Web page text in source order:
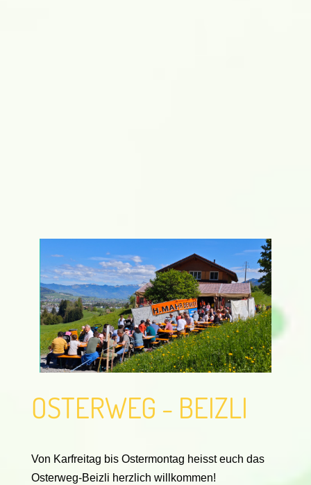
OSTERWEG - BEIZLI
Von Karfreitag bis Ostermontag heisst euch das
Osterweg-Beizli herzlich willkommen!